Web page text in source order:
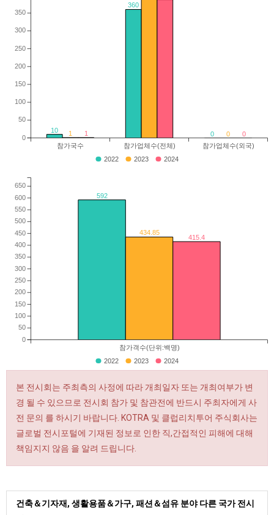
10
360
0
1 0
1 0
참가국수 참가업체수(전체) 참가업체수(외국)
0
50
100
150
200
250
300
350
2022 2023 2024
592
434.85
415.4
참가객수(단위:백명)
0
50
100
150
200
250
300
350
400
450
500
550
600
650
2022 2023 2024
본 전시회는 주최측의 사정에 따라 개최일자 또는 개최여부가 변
경 될 수 있으므로 전시회 참가 및 참관전에 반드시 주최자에게 사
전 문의 를 하시기 바랍니다. KOTRA 및 클럽리치투어 주식회사는
글로벌 전시포털에 기재된 정보로 인한 직,간접적인 피해에 대해
책임지지 않음 을 알려 드립니다.
건축＆기자재, 생활용품＆가구, 패션＆섬유 분야 다른 국가 전시